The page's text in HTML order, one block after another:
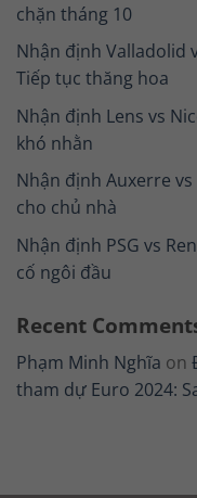
chặn tháng 10
Nhận định Valladolid
Tiếp tục thăng hoa
Nhận định Lens vs
khó nhằn
Nhận định Auxerre
cho chủ nhà
Nhận định PSG vs
cố ngôi đầu
Recent
Phạm Minh Nghĩa on
tham dự Euro 2024: